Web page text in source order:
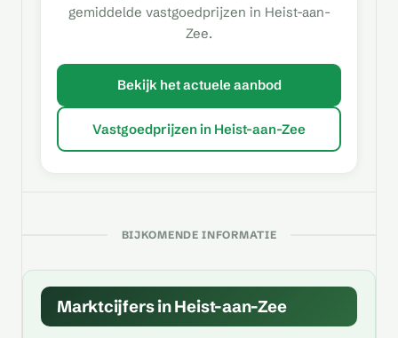
gemiddelde vastgoedprijzen in Heist-aan-
Zee.
Bekijk het actuele aanbod
Vastgoedprijzen in Heist-aan-Zee
BIJKOMENDE INFORMATIE
Marktcijfers in Heist-aan-Zee